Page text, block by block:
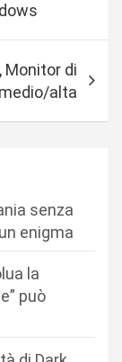
Monitor di
alta
senza
enigma
la
può